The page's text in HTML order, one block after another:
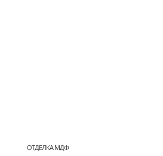
ОТДЕЛКА МДФ